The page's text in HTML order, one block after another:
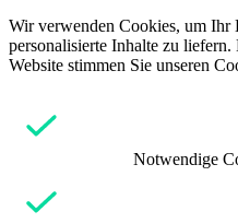
Wir verwenden Cookies, um Ihr
personalisierte Inhalte zu
Website stimmen Sie unseren
Notwendige